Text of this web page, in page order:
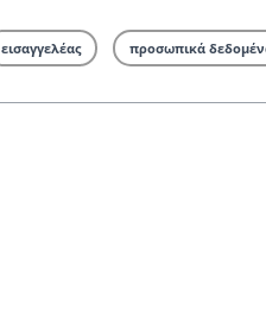
εισαγγελέας προσωπικά